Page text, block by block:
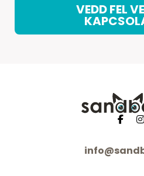
VEDD FEL